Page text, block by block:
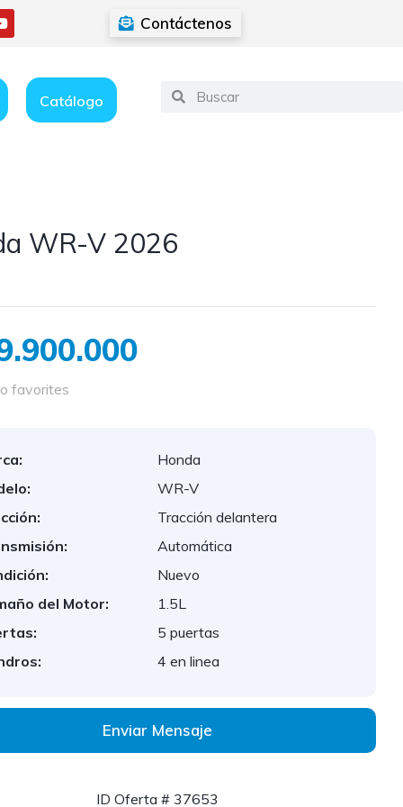
Contáctenos
Catálogo
WR-V 2026
favorites
Honda
WR-V
Tracción delantera
Automática
Nuevo
del Motor:
1.5L
5 puertas
4 en linea
Enviar Mensaje
ID Oferta # 37653